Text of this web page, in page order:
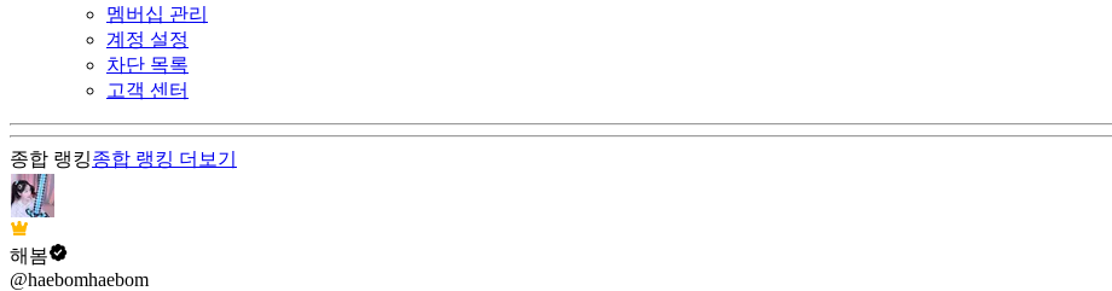
멤버십 관리
계정 설정
차단 목록
고객 센터
종합 랭킹종합 랭킹 더보기
해봄
@haebomhaebom